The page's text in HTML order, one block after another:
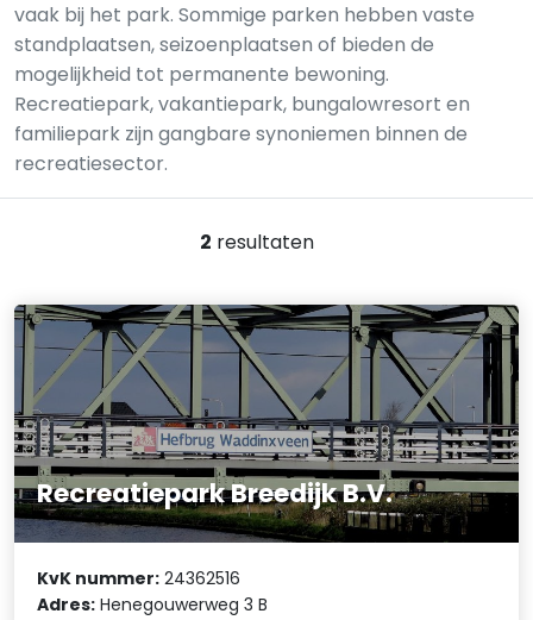
vaak bij het park. Sommige parken hebben vaste
standplaatsen, seizoenplaatsen of bieden de
mogelijkheid tot permanente bewoning.
Recreatiepark, vakantiepark, bungalowresort en
familiepark zijn gangbare synoniemen binnen de
recreatiesector.
2 resultaten
Recreatiepark Breedijk B.V.
KvK nummer: 24362516
Adres: Henegouwerweg 3 B